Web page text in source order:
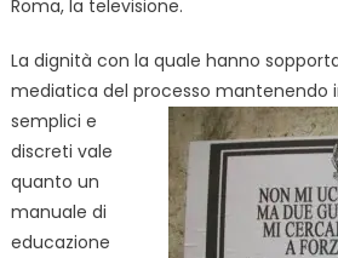
Roma, la televisione.
La dignità con la quale hanno
mediatica del processo mantenendo
semplici e
discreti vale
quanto un
manuale di
educazione